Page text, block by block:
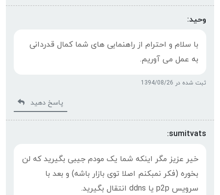
وحید:
با سلام و احترام از راهنمایی های شما کمال قدردانی
به عمل می آوریم.
ثبت شده در 1394/08/26
پاسخ دهید
sumitvats:
خیر عزیز مگر اینکه شما یک مودم جیبی بگیرید که لن
بخوره (فکر نمبکنم اصلا توی بازار باشه) و بعد با
سرویس p2p یا ddns انتقال بگیرید.